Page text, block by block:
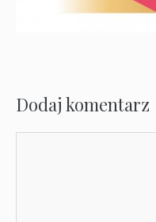
Dodaj komentarz